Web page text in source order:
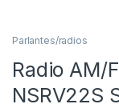
Parlantes/radios
Radio AM/
NSRV22S